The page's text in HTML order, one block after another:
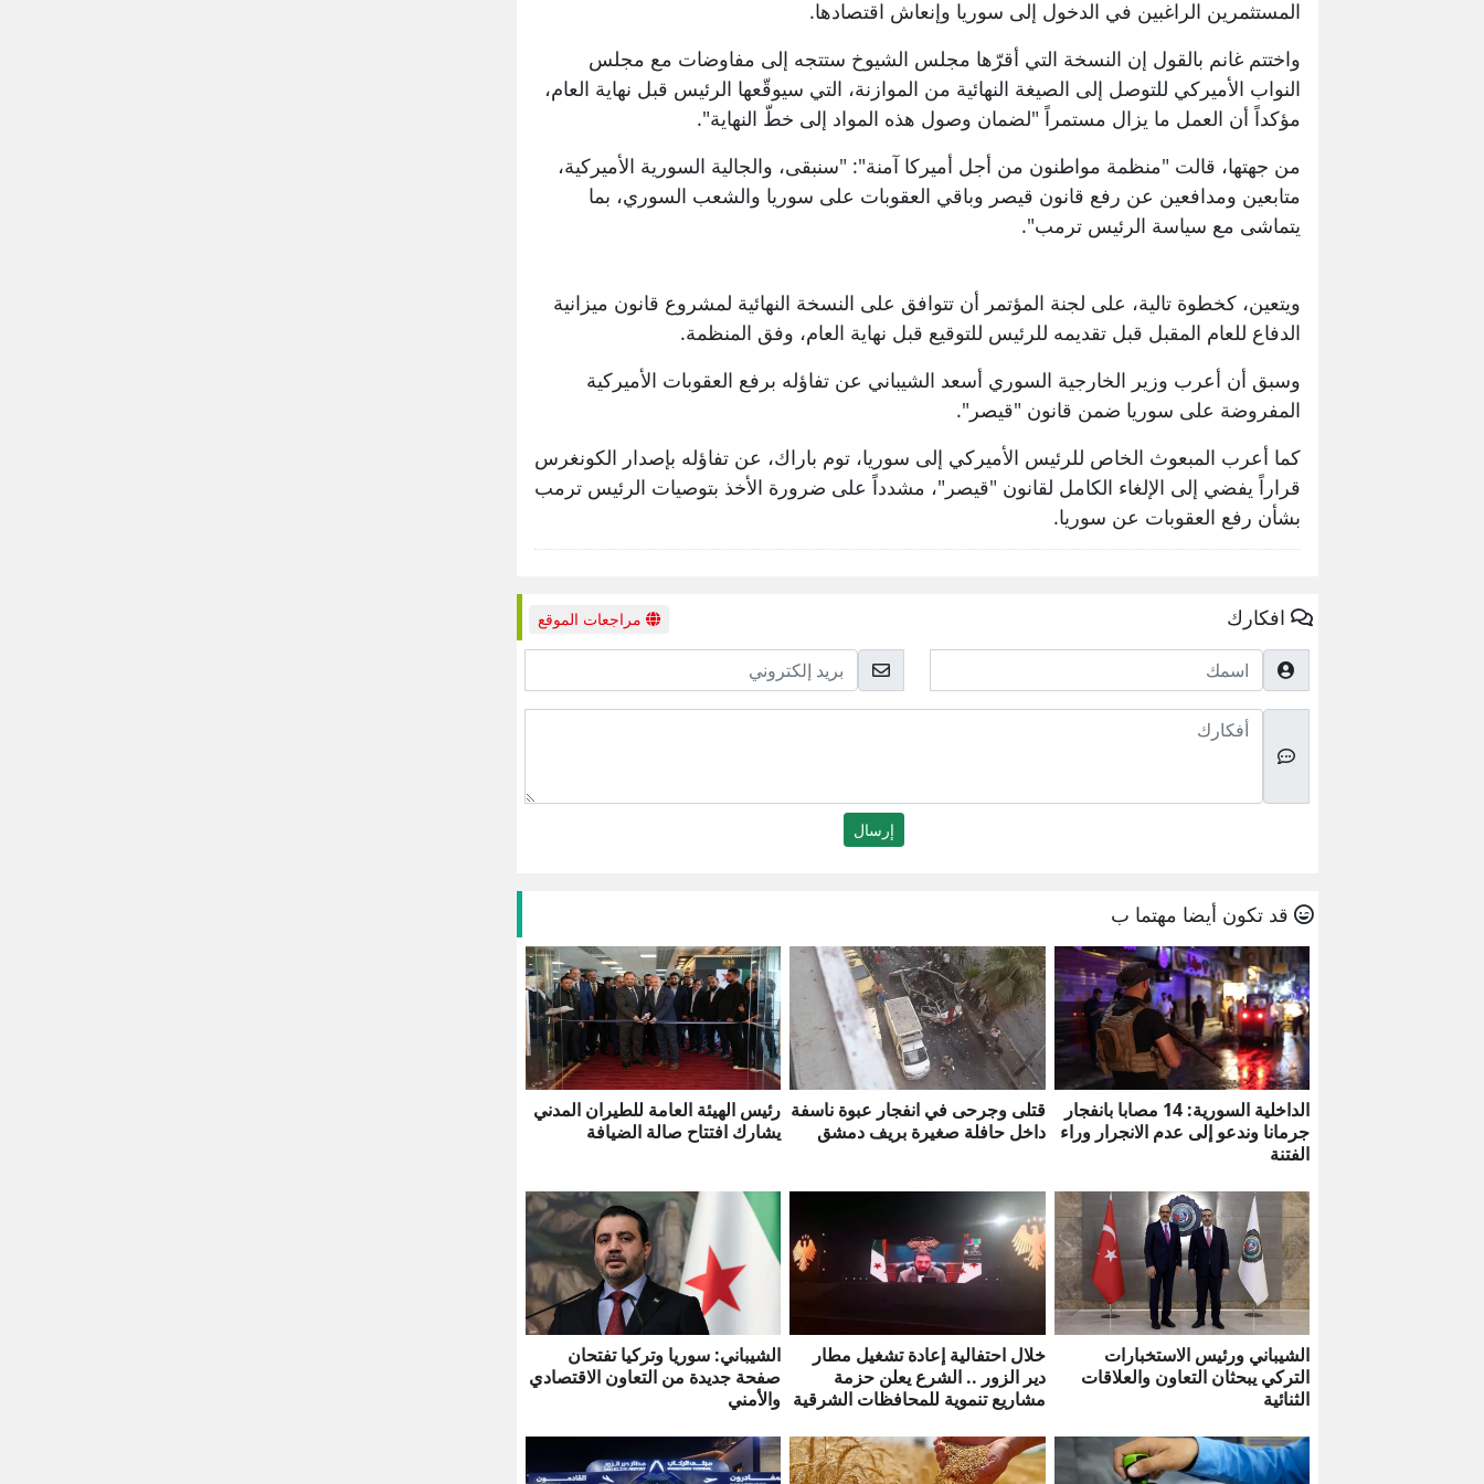
المستثمرين الراغبين في الدخول إلى سوريا وإنعاش اقتصادها.
واختتم غانم بالقول إن النسخة التي أقرّها مجلس الشيوخ ستتجه إلى مفاوضات مع مجلس
النواب الأميركي للتوصل إلى الصيغة النهائية من الموازنة، التي سيوقّعها الرئيس قبل نهاية العام،
مؤكداً أن العمل ما يزال مستمراً "لضمان وصول هذه المواد إلى خطّ النهاية".
من جهتها، قالت "منظمة مواطنون من أجل أميركا آمنة": "سنبقى، والجالية السورية الأميركية،
متابعين ومدافعين عن رفع قانون قيصر وباقي العقوبات على سوريا والشعب السوري، بما
يتماشى مع سياسة الرئيس ترمب".
ويتعين، كخطوة تالية، على لجنة المؤتمر أن تتوافق على النسخة النهائية لمشروع قانون ميزانية
الدفاع للعام المقبل قبل تقديمه للرئيس للتوقيع قبل نهاية العام، وفق المنظمة.
وسبق أن أعرب وزير الخارجية السوري أسعد الشيباني عن تفاؤله برفع العقوبات الأميركية
المفروضة على سوريا ضمن قانون "قيصر".
كما أعرب المبعوث الخاص للرئيس الأميركي إلى سوريا، توم باراك، عن تفاؤله بإصدار الكونغرس
قراراً يفضي إلى الإلغاء الكامل لقانون "قيصر"، مشدداً على ضرورة الأخذ بتوصيات الرئيس ترمب
بشأن رفع العقوبات عن سوريا.
افكارك مراجعات الموقع
اسمك
بريد
إلكتروني
قد تكون أيضا مهتما ب
الداخلية السورية: 14 مصابا بانفجار
جرمانا وندعو إلى عدم الانجرار وراء
الفتنة
قتلى وجرحى في انفجار عبوة ناسفة
داخل حافلة صغيرة بريف دمشق
رئيس الهيئة العامة للطيران المدني
يشارك افتتاح صالة الضيافة
الشيباني ورئيس الاستخبارات
التركي يبحثان التعاون والعلاقات
الثنائية
خلال احتفالية إعادة تشغيل مطار
دير الزور .. الشرع يعلن حزمة
مشاريع تنموية للمحافظات الشرقية
الشيباني: سوريا وتركيا تفتحان
صفحة جديدة من التعاون الاقتصادي
والأمني